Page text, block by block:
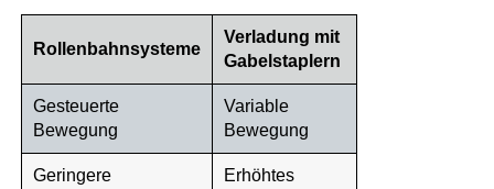
Rollenbahnsysteme
Verladung mit
Gabelstaplern
Gesteuerte
Bewegung
Variable
Bewegung
Geringere
Erhöhtes